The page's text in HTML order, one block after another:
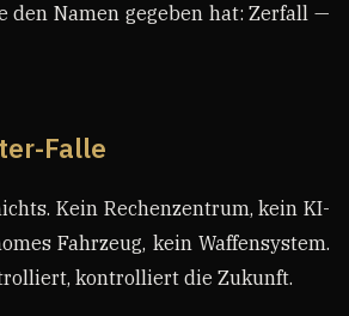
den Namen gegeben hat: Zerfall —
Falle
Kein Rechenzentrum, kein KI-
Fahrzeug, kein Waffensystem.
kontrolliert die Zukunft.